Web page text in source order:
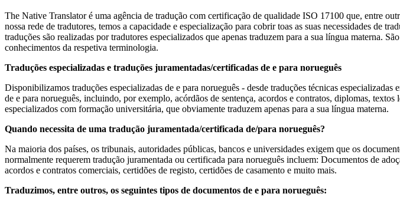
The Native Translator é uma agência de tradução com certificação de qualidade ISO 17100 que, entre
nossa rede de tradutores, temos a capacidade e especialização para cobrir toas as suas necessidades de
traduções são realizadas por tradutores especializados que apenas traduzem para a sua língua materna.
conhecimentos da respetiva terminologia.
Traduções especializadas e traduções juramentadas/certificadas de e para norueguês
Disponibilizamos traduções especializadas de e para norueguês - desde traduções técnicas
de e para norueguês, incluindo, por exemplo, acórdãos de sentença, acordos e contratos, diplomas,
especializados com formação universitária, que obviamente traduzem apenas para a sua língua materna.
Quando necessita de uma tradução juramentada/certificada de/para norueguês?
Na maioria dos países, os tribunais, autoridades públicas, bancos e universidades exigem que os
normalmente requerem tradução juramentada ou certificada para norueguês incluem: Documentos de
acordos e contratos comerciais, certidões de registo, certidões de casamento e muito mais.
Traduzimos, entre outros, os seguintes tipos de documentos de e para norueguês: